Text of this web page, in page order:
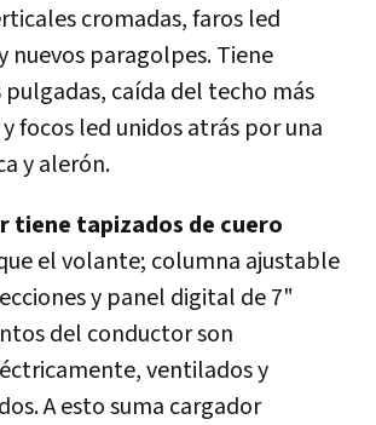
cromadas, faros led
nuevos paragolpes. Tiene
caída del techo más
focos led unidos atrás por una
y alerón.
tiene tapizados de cuero
el volante; columna ajustable
y panel digital de 7"
del conductor son
ventilados y
A esto suma cargador